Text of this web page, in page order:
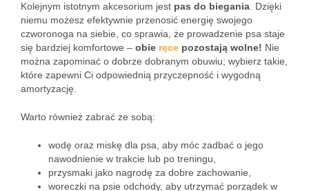
Kolejnym istotnym akcesorium jest pas do biegania . Dzięki
niemu możesz efektywnie przenosić energię swojego
czworonoga na siebie, co sprawia, że prowadzenie psa staje
się bardziej komfortowe – obie ręce pozostają wolne! Nie
można zapominać o dobrze dobranym obuwiu; wybierz takie,
które zapewni Ci odpowiednią przyczepność i wygodną
amortyzację.
Warto również zabrać ze sobą:
wodę oraz miskę dla psa, aby móc zadbać o jego
nawodnienie w trakcie lub po treningu,
przysmaki jako nagrodę za dobre zachowanie,
woreczki na psie odchody, aby utrzymać porządek w